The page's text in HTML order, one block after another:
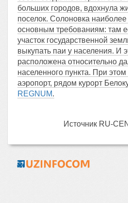
больших городов, вдохнула
поселок. Солоновка наиболее
основным требованиям: там
участок государственной
выкупать паи у населения. И
расположена относительно
населенного пункта. При
аэропорт, рядом курорт
REGNUM.
Источник RU-